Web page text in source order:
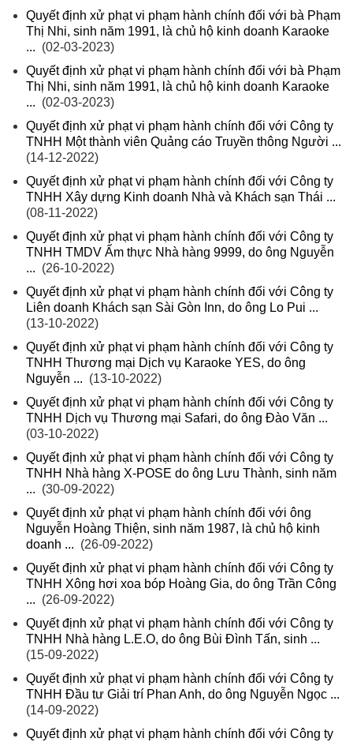
Quyết định xử phạt vi phạm hành chính đối với bà Phạm
Thị Nhi, sinh năm 1991, là chủ hộ kinh doanh Karaoke
... (02-03-2023)
Quyết định xử phạt vi phạm hành chính đối với bà Phạm
Thị Nhi, sinh năm 1991, là chủ hộ kinh doanh Karaoke
... (02-03-2023)
Quyết định xử phạt vi phạm hành chính đối với Công ty
TNHH Một thành viên Quảng cáo Truyền thông Người ...
(14-12-2022)
Quyết định xử phạt vi phạm hành chính đối với Công ty
TNHH Xây dựng Kinh doanh Nhà và Khách sạn Thái ...
(08-11-2022)
Quyết định xử phạt vi phạm hành chính đối với Công ty
TNHH TMDV Ẩm thực Nhà hàng 9999, do ông Nguyễn
... (26-10-2022)
Quyết định xử phạt vi phạm hành chính đối với Công ty
Liên doanh Khách sạn Sài Gòn Inn, do ông Lo Pui ...
(13-10-2022)
Quyết định xử phạt vi phạm hành chính đối với Công ty
TNHH Thương mại Dịch vụ Karaoke YES, do ông
Nguyễn ... (13-10-2022)
Quyết định xử phạt vi phạm hành chính đối với Công ty
TNHH Dịch vụ Thương mại Safari, do ông Đào Văn ...
(03-10-2022)
Quyết định xử phạt vi phạm hành chính đối với Công ty
TNHH Nhà hàng X-POSE do ông Lưu Thành, sinh năm
... (30-09-2022)
Quyết định xử phạt vi phạm hành chính đối với ông
Nguyễn Hoàng Thiện, sinh năm 1987, là chủ hộ kinh
doanh ... (26-09-2022)
Quyết định xử phạt vi phạm hành chính đối với Công ty
TNHH Xông hơi xoa bóp Hoàng Gia, do ông Trần Công
... (26-09-2022)
Quyết định xử phạt vi phạm hành chính đối với Công ty
TNHH Nhà hàng L.E.O, do ông Bùi Đình Tấn, sinh ...
(15-09-2022)
Quyết định xử phạt vi phạm hành chính đối với Công ty
TNHH Đầu tư Giải trí Phan Anh, do ông Nguyễn Ngọc ...
(14-09-2022)
Quyết định xử phạt vi phạm hành chính đối với Công ty